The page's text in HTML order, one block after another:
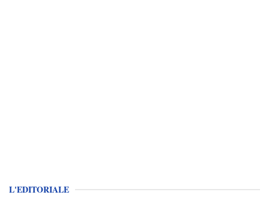
L'EDITORIALE